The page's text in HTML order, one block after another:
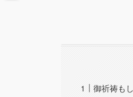
御祈祷も